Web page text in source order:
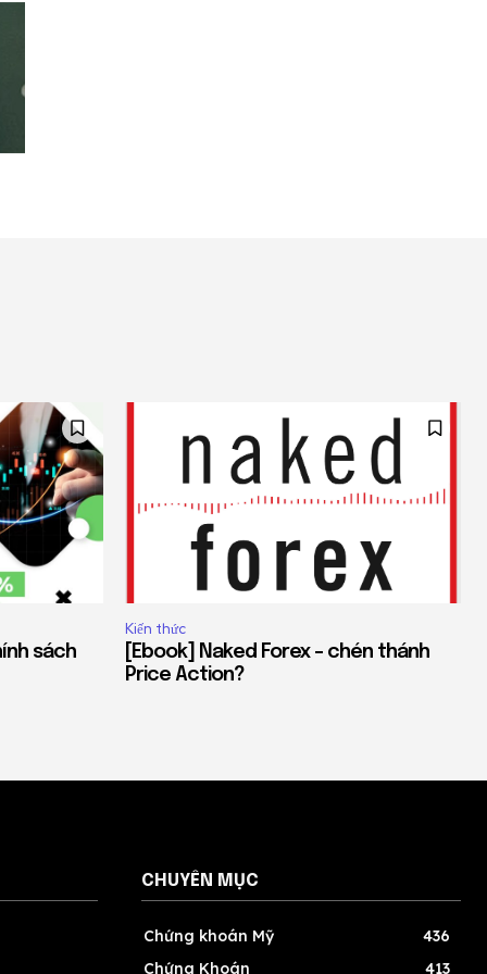
sách
Kiến thức
[Ebook] Naked Forex – chén thánh
Price Action?
CHUYÊN MỤC
Chứng khoán Mỹ
436
Chứng Khoán
413